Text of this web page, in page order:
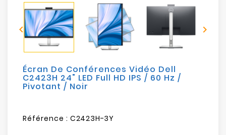
Sécurité
Mobilités
Loisirs
 
Écran De Conférences Vidéo Dell
C2423H 24" LED Full HD IPS / 60 Hz /
Pivotant / Noir
Référence : C2423H-3Y